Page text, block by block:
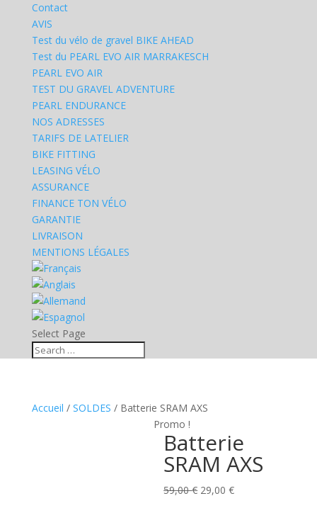
Contact
AVIS
Test du vélo de gravel BIKE AHEAD
Test du PEARL EVO AIR MARRAKESCH
PEARL EVO AIR
TEST DU GRAVEL ADVENTURE
PEARL ENDURANCE
NOS ADRESSES
TARIFS DE LATELIER
BIKE FITTING
LEASING VÉLO
ASSURANCE
FINANCE TON VÉLO
GARANTIE
LIVRAISON
MENTIONS LÉGALES
Select Page
Accueil / SOLDES / Batterie SRAM AXS
Promo !
Batterie
SRAM AXS
59,00€ Le
29,00€Le